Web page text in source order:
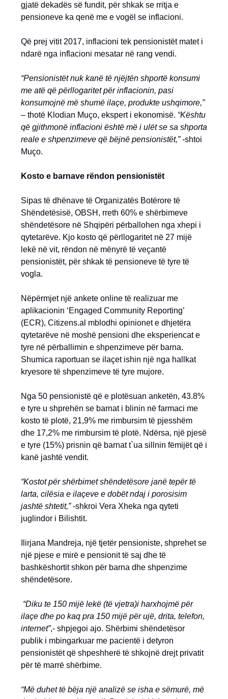
gjatë dekadës së fundit, për shkak se rritja e
pensioneve ka qenë me e vogël se inflacioni.
Që prej vitit 2017, inflacioni tek pensionistët matet i
ndarë nga inflacioni mesatar në rang vendi.
“Pensionistët nuk kanë të njëjtën shportë konsumi
me atë që përllogaritet për inflacionin, pasi
konsumojnë më shumë ilaçe, produkte ushqimore,”
– thotë Klodian Muço, ekspert i ekonomisë. “Kështu
që gjithmonë inflacioni është më i ulët se sa shporta
reale e shpenzimeve që bëjnë pensionistët,”-shtoi
Muço.
Kosto e barnave rëndon pensionistët
Sipas të dhënave të Organizatës Botërore të
Shëndetësisë, OBSH, rreth 60% e shërbimeve
shëndetësore në Shqipëri përballohen nga xhepi i
qytetarëve. Kjo kosto që përllogaritet në 27 mijë
lekë në vit, rëndon në mënyrë të veçantë
pensionistët, për shkak të pensioneve të tyre të
vogla.
Nëpërmjet një ankete online të realizuar me
aplikacionin ‘Engaged Community Reporting’
(ECR), Citizens.al mblodhi opinionet e dhjetëra
qytetarëve në moshë pensioni dhe eksperiencat e
tyre në përballimin e shpenzimeve për barna.
Shumica raportuan se ilaçet ishin një nga hallkat
kryesore të shpenzimeve të tyre mujore.
Nga 50 pensionistë që e plotësuan anketën, 43.8%
e tyre u shprehën se barnat i blinin në farmaci me
kosto të plotë, 21,9% me rimbursim të pjesshëm
dhe 17,2% me rimbursim të plotë. Ndërsa, një pjesë
e tyre (15%) prisnin që barnat t`ua sillnin fëmijët që i
kanë jashtë vendit.
“Kostot për shërbimet shëndetësore janë tepër të
larta, cilësia e ilaçeve e dobët ndaj i porosisim
jashtë shtetit,”-shkroi Vera Xheka nga qyteti
juglindor i Bilishtit.
Ilirjana Mandreja, një tjetër pensioniste, shprehet se
një pjese e mirë e pensionit të saj dhe të
bashkëshortit shkon për barna dhe shpenzime
shëndetësore.
“Diku te 150 mijë lekë (të vjetra)i harxhojmë për
ilaçe dhe po kaq pra 150 mijë për ujë, drita, telefon,
internet”,- shpjegoi ajo. Shërbimi shëndetësor
publik i mbingarkuar me pacientë i detyron
pensionistët që shpeshherë të shkojnë drejt privatit
për të marrë shërbime.
“Më duhet të bëja një analizë se isha e sëmurë, më